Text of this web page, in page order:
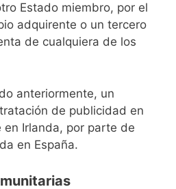
Estado miembro, por el
adquirente o un tercero
de cualquiera de los
anteriormente, un
de publicidad en
en Irlanda, por parte de
en España.